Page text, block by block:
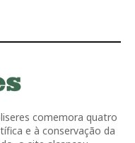
comemora quatro
e à conservação da